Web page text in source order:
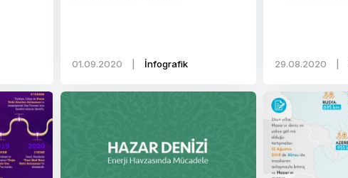
01.09.2020 İnfografik 29.08.2020